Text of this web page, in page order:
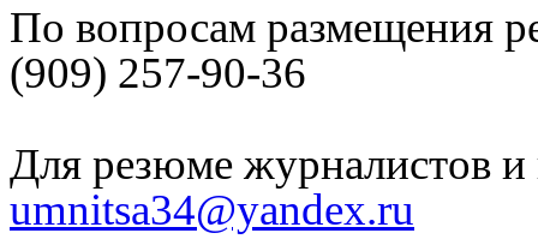
По вопросам размещения
(909) 257-90-36
Для резюме журналистов и
umnitsa34@yandex.ru